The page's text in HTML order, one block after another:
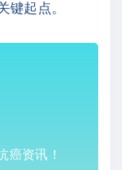
键起点。
癌资讯！